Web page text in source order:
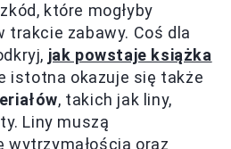
które mogłyby
trakcie zabawy. Coś dla
jak powstaje książka
istotna okazuje się także
, takich jak liny,
Liny muszą
oraz